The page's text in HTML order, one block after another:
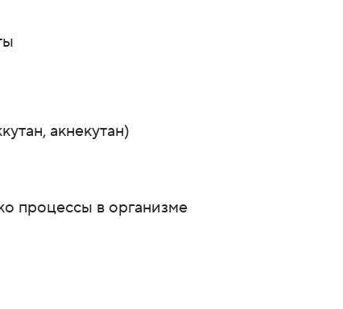
акнекутан)
процессы в организме